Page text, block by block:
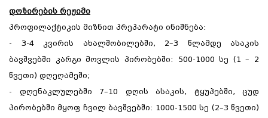
დოზირების რეჟიმი
პროფილაქტიკის მიზნით პრეპარატი ინიშნება:
- 3-4 კვირის ახალშობილებში, 2–3 წლამდე ასაკის
ბავშვებში კარგი მოვლის პირობებში: 500-1000 სე (1 – 2
წვეთი) დღეღამეში;
- დღენაკლულებში 7–10 დღის ასაკის, ტყუპებში, ცუდ
პირობებში მყოფ ჩვილ ბავშვებში: 1000-1500 სე (2–3 წვეთი)